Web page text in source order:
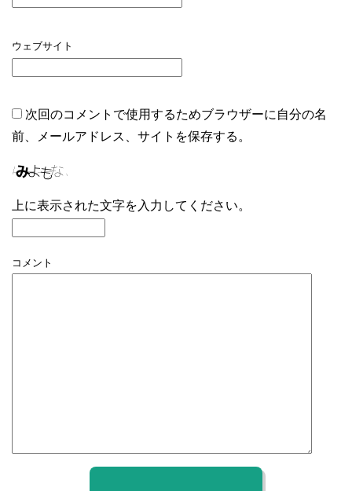
ウェブサイト
次回のコメントで使用するためブラウザーに自分の名
前、メールアドレス、サイトを保存する。
上に表示された文字を入力してください。
コメント